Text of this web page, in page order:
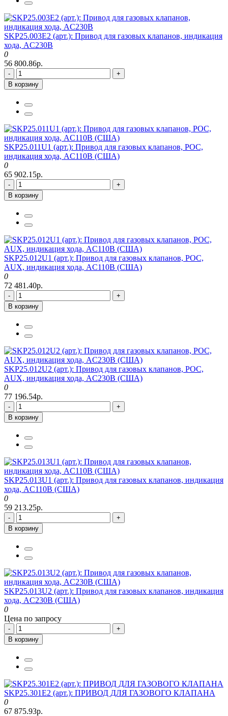
SKP25.003E2 (арт.): Привод для газовых клапанов, индикация
хода, AC230В
0
56 800.86р.
-
+
В корзину
SKP25.011U1 (арт.): Привод для газовых клапанов, POC,
индикация хода, AC110В (США)
0
65 902.15р.
-
+
В корзину
SKP25.012U1 (арт.): Привод для газовых клапанов, POC,
AUX, индикация хода, AC110В (США)
0
72 481.40р.
-
+
В корзину
SKP25.012U2 (арт.): Привод для газовых клапанов, POC,
AUX, индикация хода, AC230В (США)
0
77 196.54р.
-
+
В корзину
SKP25.013U1 (арт.): Привод для газовых клапанов, индикация
хода, AC110В (США)
0
59 213.25р.
-
+
В корзину
SKP25.013U2 (арт.): Привод для газовых клапанов, индикация
хода, AC230В (США)
0
Цена по запросу
-
+
В корзину
SKP25.301E2 (арт.): ПРИВОД ДЛЯ ГАЗОВОГО КЛАПАНА
0
67 875.93р.